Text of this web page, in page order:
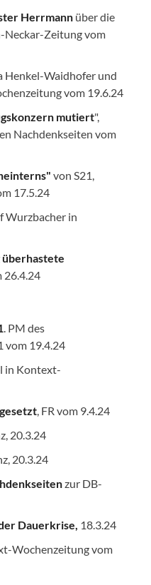
Herrmann über die
Neckar-Zeitung vom
Henkel-Waidhofer und
vom 19.6.24
mutiert",
Nachdenkseiten vom
von S21,
17.5.24
Wurzbacher in
26.4.24
. PM des
vom 19.4.24
in Kontext-
, FR vom 9.4.24
20.3.24
20.3.24
zur DB-
Dauerkrise, 18.3.24
Wochenzeitung vom